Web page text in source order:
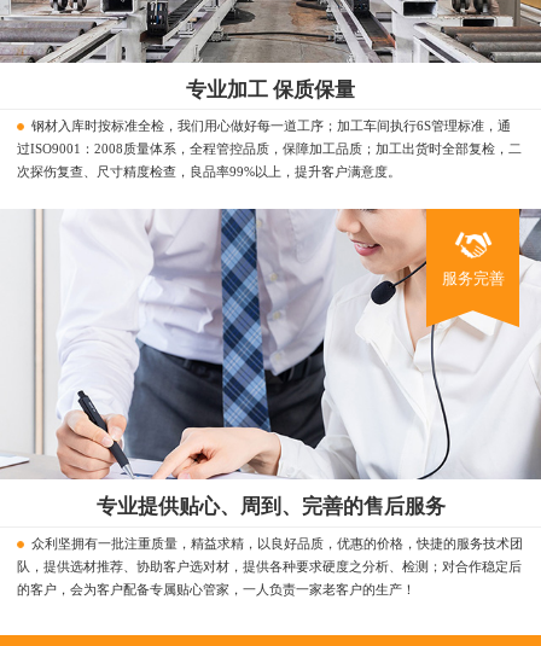
专业加工 保质保量
钢材入库时按标准全检，我们用心做好每一道工序；加工车间执行6S管理标准，通
过ISO9001：2008质量体系，全程管控品质，保障加工品质；加工出货时全部复检，二
次探伤复查、尺寸精度检查，良品率99%以上，提升客户满意度。
服务完善
专业提供贴心、周到、完善的售后服务
众利坚拥有一批注重质量，精益求精，以良好品质，优惠的价格，快捷的服务技术团
队，提供选材推荐、协助客户选对材，提供各种要求硬度之分析、检测；对合作稳定后
的客户，会为客户配备专属贴心管家，一人负责一家老客户的生产！